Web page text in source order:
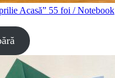
Acasă” 55 foi / Notebook